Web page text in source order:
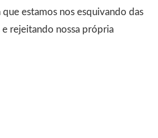
estamos nos esquivando das
rejeitando nossa própria